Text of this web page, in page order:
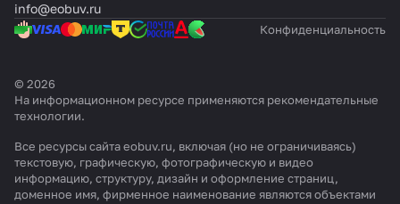
info@eobuv.ru
Конфиденциальность
© 2026
На информационном ресурсе применяются рекомендательные
технологии.
Все ресурсы сайта eobuv.ru, включая (но не ограничиваясь)
текстовую, графическую, фотографическую и видео
информацию, структуру, дизайн и оформление страниц,
доменное имя, фирменное наименование являются объектами